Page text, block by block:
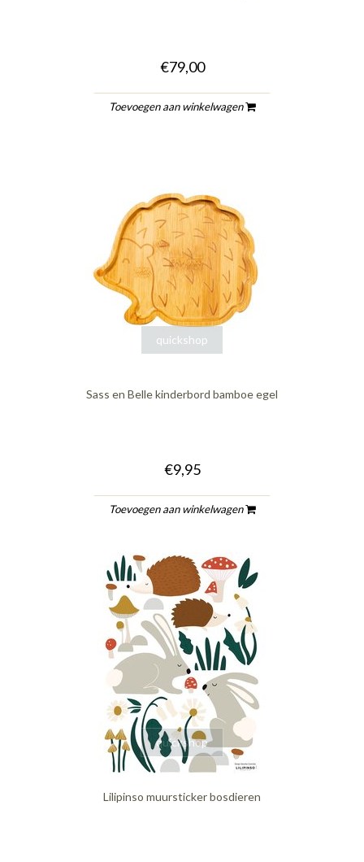
€79,00
Toevoegen aan winkelwagen
quickshop
Sass en Belle kinderbord bamboe egel
€9,95
Toevoegen aan winkelwagen
quickshop
Lilipinso muursticker bosdieren